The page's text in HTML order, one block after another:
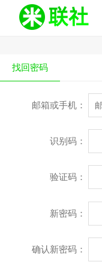
找回密码
邮箱或手机：
识别码：
验证码：
新密码：
确认新密码：